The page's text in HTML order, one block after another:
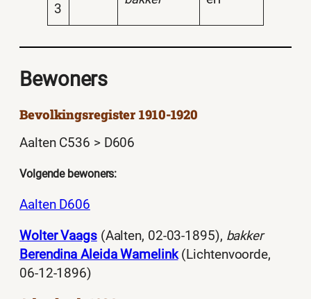
3
Bewoners
Bevolkingsregister 1910-1920
Aalten C536 > D606
Volgende bewoners:
Aalten D606
Wolter Vaags(Aalten, 02-03-1895), bakker
Berendina Aleida Wamelink(Lichtenvoorde,
06-12-1896)